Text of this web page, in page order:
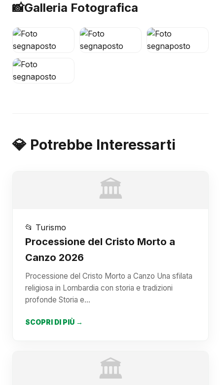
📸Galleria Fotografica
💎 Potrebbe Interessarti
🏛️
📂 Turismo
Processione del Cristo Morto a
Canzo 2026
Processione del Cristo Morto a Canzo Una sfilata
religiosa in Lombardia con storia e tradizioni
profonde Storia e…
SCOPRI DI PIÙ →
🏛️